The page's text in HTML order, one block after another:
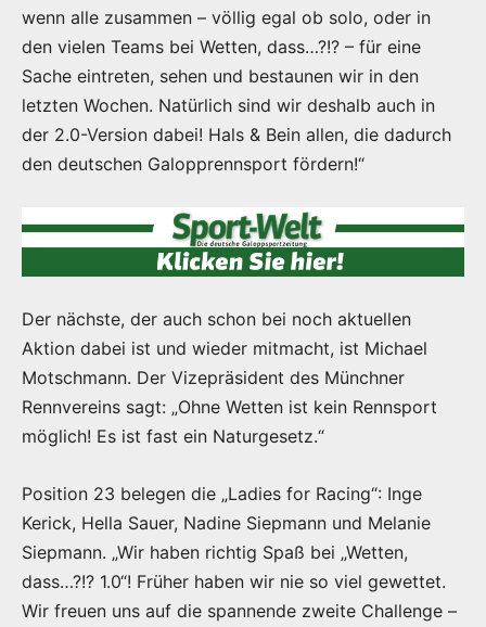
wenn alle zusammen – völlig egal ob solo, oder in
den vielen Teams bei Wetten, dass…?!? – für eine
Sache eintreten, sehen und bestaunen wir in den
letzten Wochen. Natürlich sind wir deshalb auch in
der 2.0-Version dabei! Hals & Bein allen, die dadurch
den deutschen Galopprennsport fördern!“
Der nächste, der auch schon bei noch aktuellen
Aktion dabei ist und wieder mitmacht, ist Michael
Motschmann. Der Vizepräsident des Münchner
Rennvereins sagt: „Ohne Wetten ist kein Rennsport
möglich! Es ist fast ein Naturgesetz.“
Position 23 belegen die „Ladies for Racing“: Inge
Kerick, Hella Sauer, Nadine Siepmann und Melanie
Siepmann. „Wir haben richtig Spaß bei „Wetten,
dass…?!? 1.0“! Früher haben wir nie so viel gewettet.
Wir freuen uns auf die spannende zweite Challenge –